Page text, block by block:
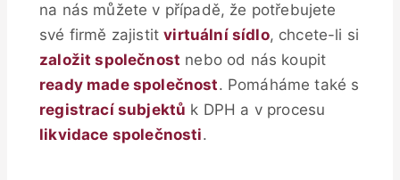
na nás můžete v případě, že potřebujete
své firmě zajistitvirtuální sídlo, chcete-li si
založit společnost nebo od nás koupit
ready made společnost. Pomáháme také s
registrací subjektů k DPH a v procesu
likvidace společnosti.